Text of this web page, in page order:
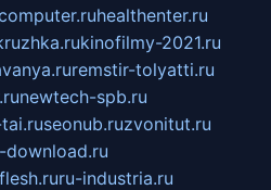
healthenter.ru
kinofilmy-2021.ru
remstir-tolyatti.ru
newtech-spb.ru
seonub.ruzvonitut.ru
ru-industria.ru